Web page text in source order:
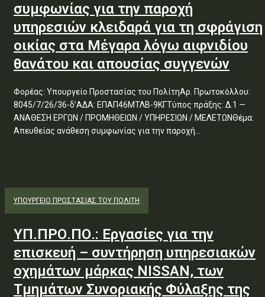
συμφωνίας για την παροχή
υπηρεσιών κλειδαρά για τη σφράγιση
οικίας στα Μέγαρα λόγω αιφνιδίου
θανάτου και απουσίας συγγενών
Φορέας: Υπουργείο Προστασίας του ΠολίτηΑρ. Πρωτοκόλλου:
8045/7/26/36-δ’ΑΔΑ: ΕΠΑΠ46ΜΤΛΒ-9ΚΓΤύπος πράξης: Δ.1 —
ΑΝΑΘΕΣΗ ΕΡΓΩΝ / ΠΡΟΜΗΘΕΙΩΝ / ΥΠΗΡΕΣΙΩΝ / ΜΕΛΕΤΩΝΘέμα:
Απευθείας ανάθεση συμφωνίας για την παροχή...
ΥΠΟΥΡΓΕΊΟ ΠΡΟΣΤΑΣΊΑΣ ΤΟΥ ΠΟΛΊΤΗ
ΥΠ.ΠΡΟ.ΠΟ.: Εργασίες για την
επισκευή – συντήρηση υπηρεσιακών
οχημάτων μάρκας NISSAN, των
Τμημάτων Συνοριακής Φύλαξης της